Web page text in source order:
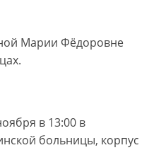
Марии Фёдоровне
в 13:00 в
больницы, корпус